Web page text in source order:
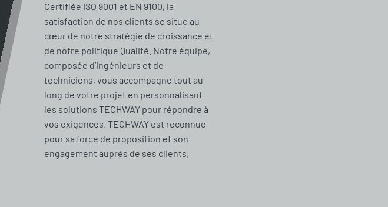
Certifiée ISO 9001 et EN 9100, la
satisfaction de nos clients se situe au
cœur de notre stratégie de croissance et
de notre politique Qualité. Notre équipe,
composée d’ingénieurs et de
techniciens, vous accompagne tout au
long de votre projet en personnalisant
les solutions TECHWAY pour répondre à
vos exigences. TECHWAY est reconnue
pour sa force de proposition et son
engagement auprès de ses clients.